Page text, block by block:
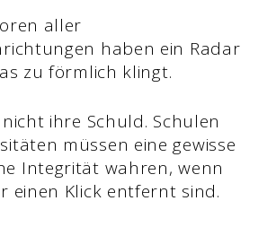
aller
haben ein Radar
zu förmlich klingt.
ihre Schuld. Schulen
müssen eine gewisse
Integrität wahren, wenn
einen Klick entfernt sind.